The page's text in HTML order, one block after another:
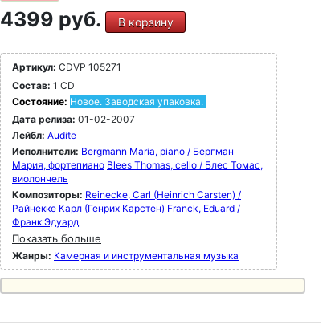
4399 руб. В корзину
Артикул: CDVP 105271
Состав: 1 CD
Состояние: Новое. Заводская упаковка.
Дата релиза: 01-02-2007
Лейбл: Audite
Исполнители: Bergmann Maria, piano / Бергман
Мария, фортепиано Blees Thomas, cello / Блес Томас,
виолончель
Композиторы: Reinecke, Carl (Heinrich Carsten) /
Райнекке Карл (Генрих Карстен) Franck, Eduard /
Франк Эдуард
Показать больше
Жанры: Камерная и инструментальная музыка